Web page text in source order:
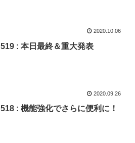
2020.10.06
519 : 本日最終＆重大発表
2020.09.26
518 : 機能強化でさらに便利に！